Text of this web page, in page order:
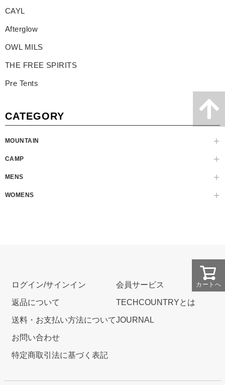
CAYL
Afterglow
OWL MILS
THE FREE SPIRITS
Pre Tents
CATEGORY
MOUNTAIN
CAMP
MENS
WOMENS
カートへ
ログイン/サインイン
返品について
送料・お支払い方法について
お問い合わせ
特定商取引法に基づく表記
会員サービス
TECHCOUNTRYとは
JOURNAL